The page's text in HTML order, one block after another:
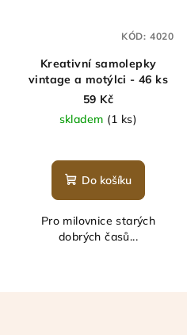
Kreativní samolepky
vintage a motýlci - 46 ks
59 Kč
skladem (1 ks)
Do košíku
Pro milovnice starých
dobrých časů...
KÓD: 4020